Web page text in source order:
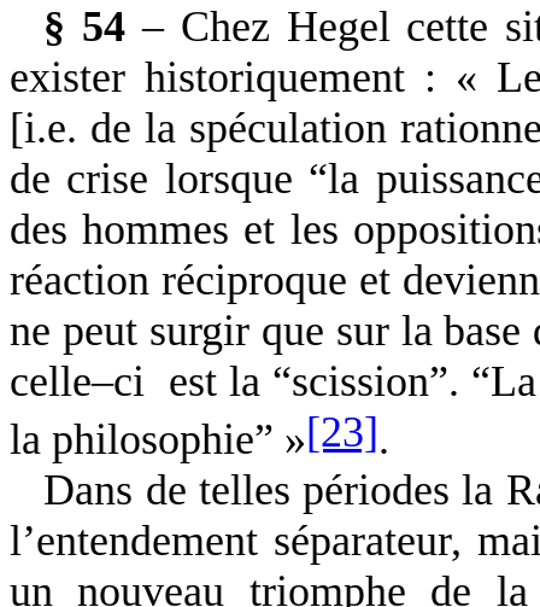
§ 54 – Chez Hegel cette
exister historiquement : «
[i.e. de la spéculation
de crise lorsque “la
des hommes et les
réaction réciproque et
ne peut surgir que sur la
celle–ci est la “scission”.
la philosophie” »[23].
Dans de telles périodes la
l’entendement séparateur,
un nouveau triomphe de